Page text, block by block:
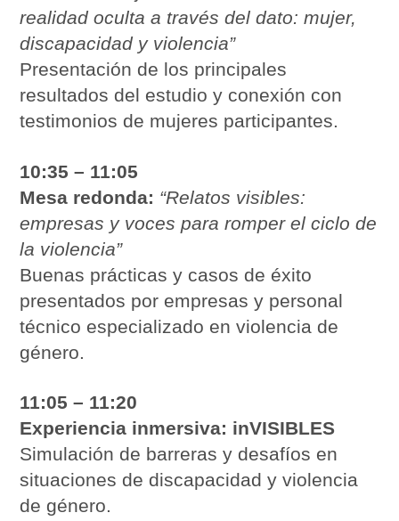
realidad oculta a través del dato: mujer,
discapacidad y violencia”
Presentación de los principales
resultados del estudio y conexión con
testimonios de mujeres participantes.
10:35 – 11:05
Mesa redonda: “Relatos visibles:
empresas y voces para romper el ciclo de
la violencia”
Buenas prácticas y casos de éxito
presentados por empresas y personal
técnico especializado en violencia de
género.
11:05 – 11:20
Experiencia inmersiva: inVISIBLES
Simulación de barreras y desafíos en
situaciones de discapacidad y violencia
de género.